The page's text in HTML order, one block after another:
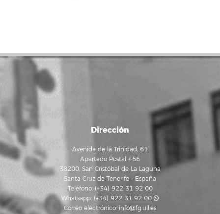
Dirección
Avenida de la Trinidad, 61
Apartado Postal 456
38200, San Cristóbal de La Laguna
Santa Cruz de Tenerife - España
Teléfono: (+34) 922 31 92 00
Whatsapp: (+34) 922 31 92 00
Correo electrónico: info@fg.ull.es